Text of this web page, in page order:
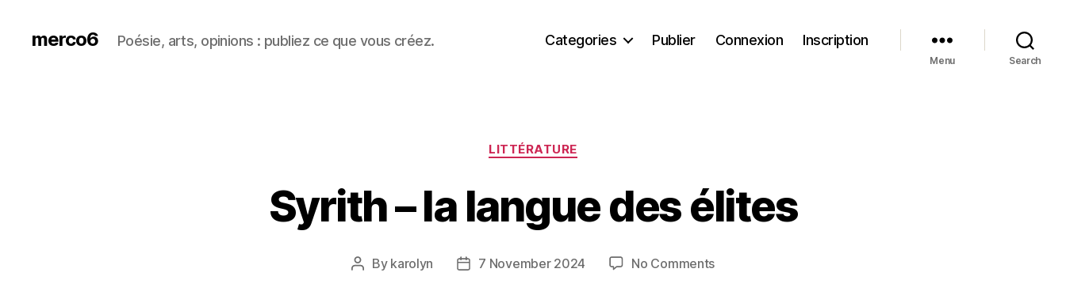
merco6 Poésie, arts, opinions : publiez ce que vous créez. Categories Publier Connexion Inscription
Menu Search
Categories
LITTÉRATURE
Syrith – la langue des élites
Post
By karolyn
Post7 November 2024 No Commentson